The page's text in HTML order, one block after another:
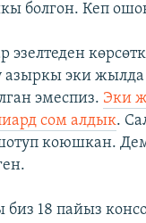
болгон. Кеп
эзелтеден
азыркы эки
эмеспиз. Эки
сом алдык.
коюшкан.
18 пайыз